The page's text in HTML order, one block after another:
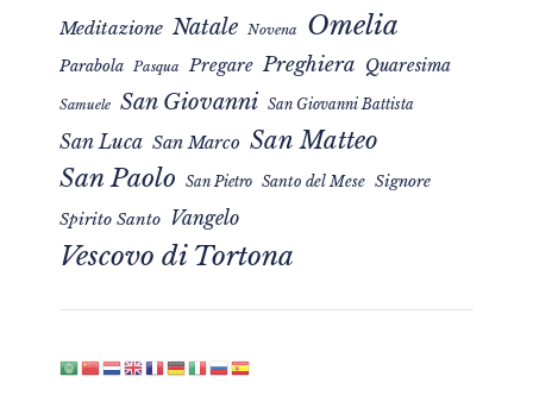
Meditazione Natale Novena Omelia
Parabola Pasqua Pregare Preghiera Quaresima
Samuele San Giovanni San Giovanni Battista
San Luca San Marco San Matteo
San Paolo San Pietro Santo del Mese Signore
Spirito Santo Vangelo
Vescovo di Tortona